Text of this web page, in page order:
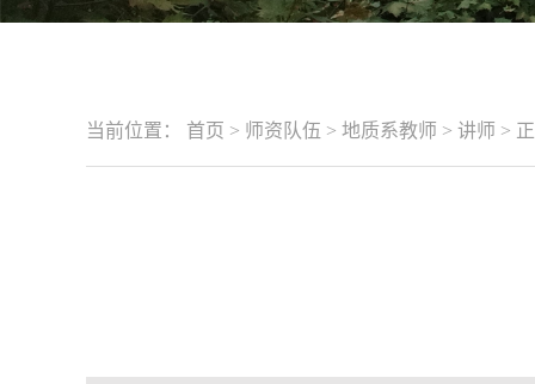
当前位置： 首页 > 师资队伍 > 地质系教师 > 讲师 >